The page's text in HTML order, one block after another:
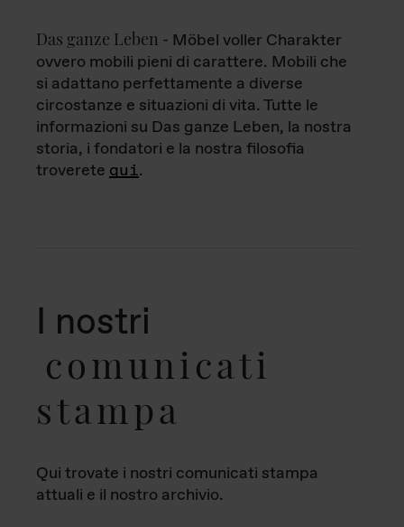
Das ganze Leben - Möbel voller Charakter
ovvero mobili pieni di carattere. Mobili che
si adattano perfettamente a diverse
circostanze e situazioni di vita. Tutte le
informazioni su Das ganze Leben, la nostra
storia, i fondatori e la nostra filosofia
troverete qui.
I nostri
comunicati
stampa
Qui trovate i nostri comunicati stampa
attuali e il nostro archivio.